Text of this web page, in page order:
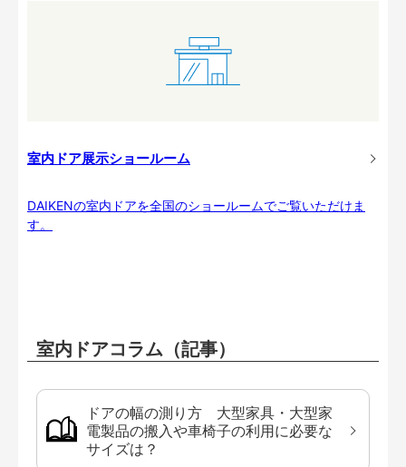
室内ドア展示ショールーム
DAIKENの室内ドアを全国のショールームでご覧いただけま
す。
室内ドアコラム（記事）
ドアの幅の測り方 大型家具・大型家
電製品の搬入や車椅子の利用に必要な
サイズは？